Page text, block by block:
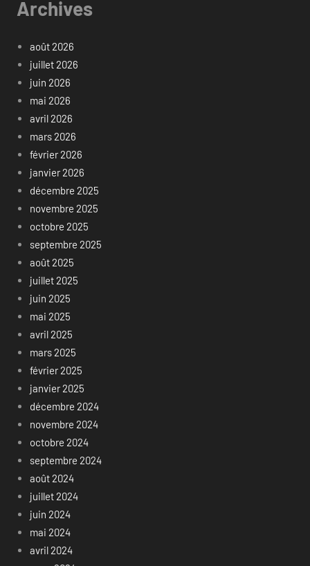
Archives
août 2026
juillet 2026
juin 2026
mai 2026
avril 2026
mars 2026
février 2026
janvier 2026
décembre 2025
novembre 2025
octobre 2025
septembre 2025
août 2025
juillet 2025
juin 2025
mai 2025
avril 2025
mars 2025
février 2025
janvier 2025
décembre 2024
novembre 2024
octobre 2024
septembre 2024
août 2024
juillet 2024
juin 2024
mai 2024
avril 2024